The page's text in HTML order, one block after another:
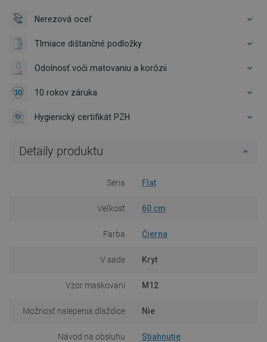
Nerezová oceľ
Tlmiace dištančné podložky
Odolnosť voči matovaniu a korózii
10 rokov záruka
Hygienický certifikát PZH
Detaily produktu
Séria Flat
Veľkosť 60 cm
Farba Čierna
V sade Kryt
Vzor maskovaní M12
Možnosť nalepenia dlaždice Nie
Návod na obsluhu Stiahnutie